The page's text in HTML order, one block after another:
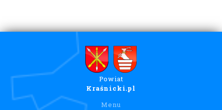
Powiat
Kraśnicki.pl
Menu